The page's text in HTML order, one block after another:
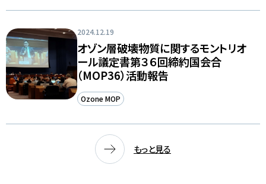
2024.12.19
オゾン層破壊物質に関するモントリオ
ール議定書第３６回締約国会合
（MOP36）活動報告
Ozone MOP
もっと見る